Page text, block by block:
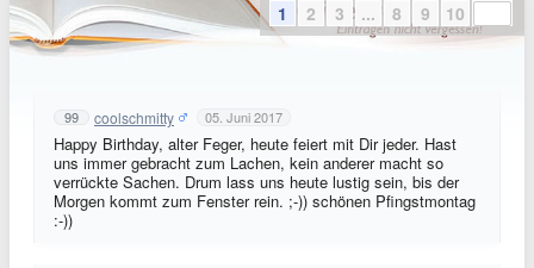
99 coolschmitty 05. Juni 2017
Happy Birthday, alter Feger, heute feiert mit Dir jeder. Hast
uns immer gebracht zum Lachen, kein anderer macht so
verrückte Sachen. Drum lass uns heute lustig sein, bis der
Morgen kommt zum Fenster rein. ;-)) schönen Pfingstmontag
:-))
1 2 3 ... 8 9 10